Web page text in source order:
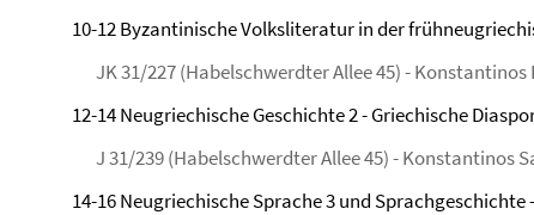
10-12 Byzantinische Volksliteratur in der
JK 31/227 (Habelschwerdter Allee 45) - Konstantinos
12-14 Neugriechische Geschichte 2 - Griechische
J 31/239 (Habelschwerdter Allee 45) - Konstantinos
14-16 Neugriechische Sprache 3 und Sprachgeschichte